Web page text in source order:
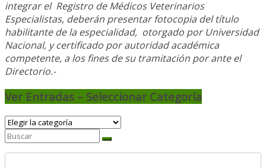
integrar el Registro de Médicos Veterinarios
Especialistas, deberán presentar fotocopia del título
habilitante de la especialidad, otorgado por Universidad
Nacional, ycertificado por autoridad académica
competente, a los fines de su tramitación por ante el
Directorio.-
Ver Entradas – Seleccionar Categoría
Ver
Entradas
–